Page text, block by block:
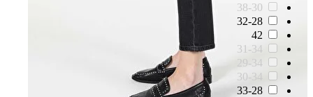
38-30
32-28
42
31-34
29-34
30-34
33-28